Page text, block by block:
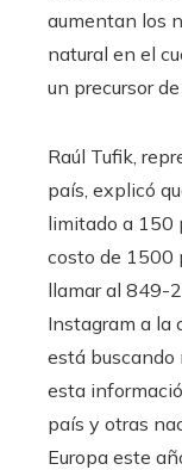
aumentan los
natural en el
un precursor
Raúl Tufik,
país, explicó
limitado a 150
costo de 1500
llamar al 849-
Instagram a la
está buscando
esta
país y otras
Europa este